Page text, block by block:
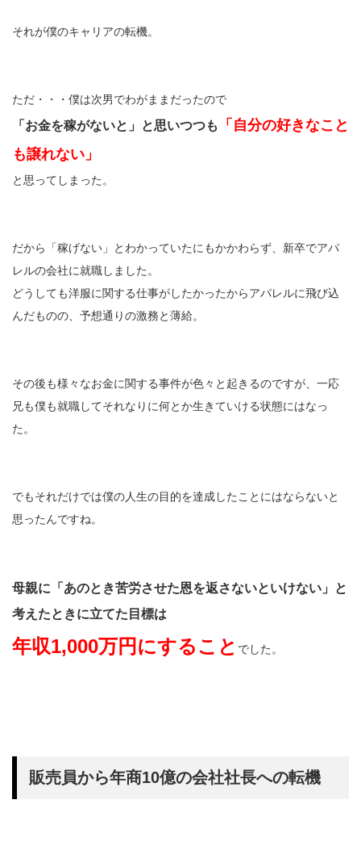
それが僕のキャリアの転機。
ただ・・・僕は次男でわがままだったので
「お金を稼がないと」と思いつつも
「自分の好きなこと
も譲れない」
と思ってしまった。
だから「稼げない」とわかっていたにもかかわらず、新卒でアパ
レルの会社に就職しました。
どうしても洋服に関する仕事がしたかったからアパレルに飛び込
んだものの、予想通りの激務と薄給。
その後も様々なお金に関する事件が色々と起きるのですが、一応
兄も僕も就職してそれなりに何とか生きていける状態にはなっ
た。
でもそれだけでは僕の人生の目的を達成したことにはならないと
思ったんですね。
母親に「あのとき苦労させた恩を返さないといけない」と
考えたときに立てた目標は
年収1,000万円にすること でした。
販売員から年商10億の会社社長への転機